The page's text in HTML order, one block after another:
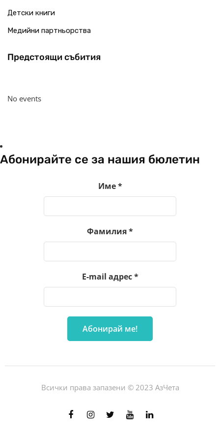
Детски книги
Медийни партньорства
Предстоящи събития
No events
Абонирайте се за нашия бюлетин
Име*
Фамилия*
E-mail адрес*
Всички права запазени © 2023 АзЧета